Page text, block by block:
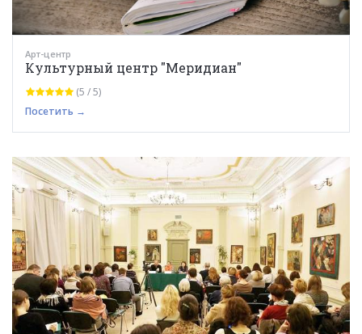
Арт-центр
Культурный центр "Меридиан"
(5 / 5)
Посетить →